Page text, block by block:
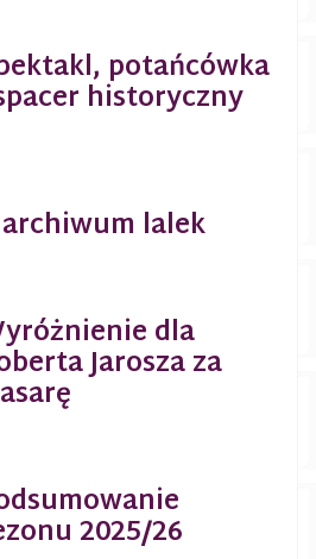
potańcówka
historyczny
lalek
dla
Jarosza za
2025/26